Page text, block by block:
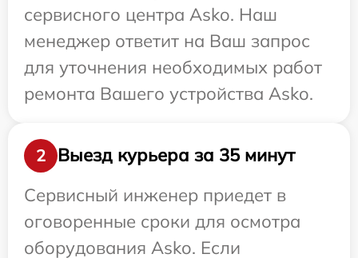
сервисного центра Asko. Наш
менеджер ответит на Ваш запрос
для уточнения необходимых работ
ремонта Вашего устройства Asko.
2
Выезд курьера за 35 минут
Сервисный инженер приедет в
оговоренные сроки для осмотра
оборудования Asko. Если